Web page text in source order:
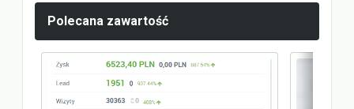
Polecana zawartość